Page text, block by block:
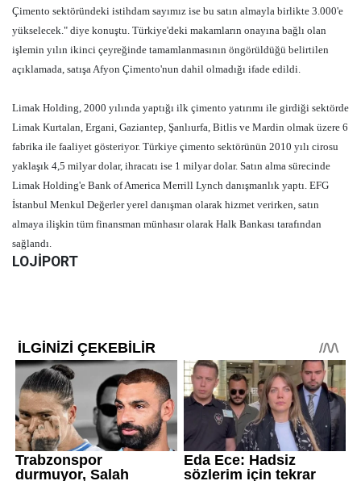
Çimento sektöründeki istihdam sayımız ise bu satın almayla birlikte 3.000'e
yükselecek." diye konuştu. Türkiye'deki makamların onayına bağlı olan
işlemin yılın ikinci çeyreğinde tamamlanmasının öngörüldüğü belirtilen
açıklamada, satışa Afyon Çimento'nun dahil olmadığı ifade edildi.
Limak Holding, 2000 yılında yaptığı ilk çimento yatırımı ile girdiği sektörde
Limak Kurtalan, Ergani, Gaziantep, Şanlıurfa, Bitlis ve Mardin olmak üzere 6
fabrika ile faaliyet gösteriyor. Türkiye çimento sektörünün 2010 yılı cirosu
yaklaşık 4,5 milyar dolar, ihracatı ise 1 milyar dolar. Satın alma sürecinde
Limak Holding'e Bank of America Merrill Lynch danışmanlık yaptı. EFG
İstanbul Menkul Değerler yerel danışman olarak hizmet verirken, satın
almaya ilişkin tüm finansman münhasır olarak Halk Bankası tarafından
sağlandı.
LOJİPORT